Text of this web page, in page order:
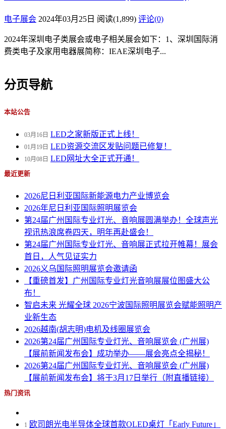
电子展会 2024年03月25日 阅读(1,899) 评论(0)
2024年深圳电子类展会或电子相关展会如下：1、深圳国际消
费类电子及家用电器展简称：IEAE深圳电子...
分页导航
本站公告
03月16日 LED之家新版正式上线！
01月19日 LED资源交流区发贴问题已修复！
10月08日 LED网址大全正式开通！
最近更新
2026尼日利亚国际新能源电力产业博览会
2026年尼日利亚国际照明展览会
第24届广州国际专业灯光、音响展圆满举办！全球声光
视讯热浪席卷四天，明年再赴盛会！
第24届广州国际专业灯光、音响展正式拉开帷幕！展会
首日，人气见证实力
2026义乌国际照明展览会邀请函
【重磅首发】广州国际专业灯光音响展展位图盛大公
布！
智启未来 光耀全球 2026宁波国际照明展览会赋能照明产
业新生态
2026越南(胡志明)电机及线圈展览会
2026第24届广州国际专业灯光、音响展览会 (广州展)
【展前新闻发布会】成功举办——展会亮点全揭秘！
2026第24届广州国际专业灯光、音响展览会 (广州展)
【展前新闻发布会】将于3月17日举行（附直播链接）
热门资讯
1 欧司朗光电半导体全球首款OLED桌灯「Early Future」